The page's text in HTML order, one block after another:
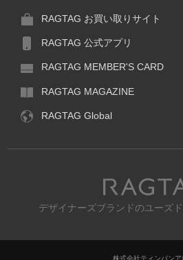
RAGTAG お買い取りサイト
RAGTAG 公式アプリ
RAGTAG MEMBER'S CARD
RAGTAG MAGAZINE
RAGTAG Global
RAGTAG
デザイナーズブランドのユーズ
株式会社ティンパンア